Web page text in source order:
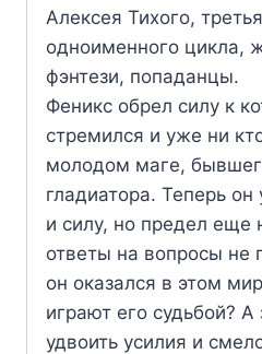
Алексея Тихого,
одноименного цикла,
фэнтези, попаданцы.
Феникс обрел силу к
стремился и уже ни
молодом маге,
гладиатора. Теперь
и силу, но предел еще
ответы на вопросы не
он оказался в этом
играют его судьбой? А
удвоить усилия и